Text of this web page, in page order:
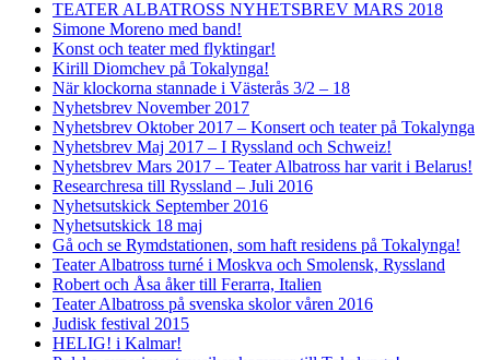
TEATER ALBATROSS NYHETSBREV MARS 2018
Simone Moreno med band!
Konst och teater med flyktingar!
Kirill Diomchev på Tokalynga!
När klockorna stannade i Västerås 3/2 – 18
Nyhetsbrev November 2017
Nyhetsbrev Oktober 2017 – Konsert och teater på Tokalynga
Nyhetsbrev Maj 2017 – I Ryssland och Schweiz!
Nyhetsbrev Mars 2017 – Teater Albatross har varit i Belarus!
Researchresa till Ryssland – Juli 2016
Nyhetsutskick September 2016
Nyhetsutskick 18 maj
Gå och se Rymdstationen, som haft residens på Tokalynga!
Teater Albatross turné i Moskva och Smolensk, Ryssland
Robert och Åsa åker till Ferarra, Italien
Teater Albatross på svenska skolor våren 2016
Judisk festival 2015
HELIG! i Kalmar!